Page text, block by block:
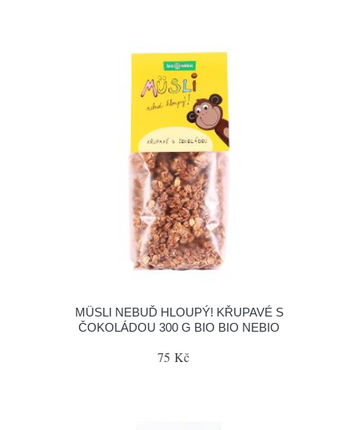
MÜSLI NEBUĎ HLOUPÝ! KŘUPAVÉ S
ČOKOLÁDOU 300 G BIO BIO NEBIO
75 Kč